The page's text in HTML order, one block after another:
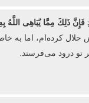
ذَلِكَ مِمَّا یُبَاهِی اللَّهُ بِهِ
حلال کرده‌ام، اما
تو درود می‌فرستد.